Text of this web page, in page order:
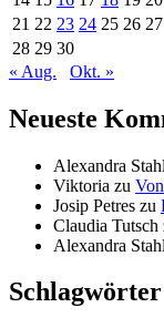
21 22 23 24 25 26 27
28 29 30
« Aug.
Okt. »
Neueste
Alexandra Stahl
Viktoria zu
Josip Petres zu
Claudia Tutsch
Alexandra Stahl
Schlagwörter